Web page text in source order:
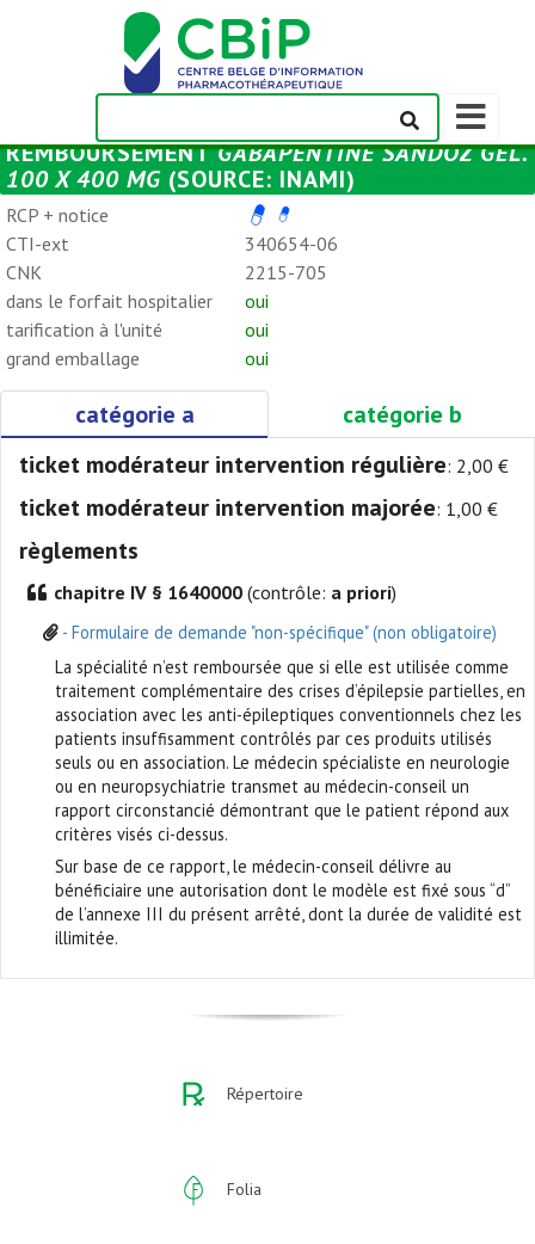
Afficher/
la
barre
REMBOURSEMENTGABAPENTINE SANDOZ GÉL.
100 X 400 MG (SOURCE: INAMI)
RCP + notice
CTI-ext
340654-06
CNK
2215-705
dans le forfait hospitalier
oui
tarification à l'unité
oui
grand emballage
oui
catégorie a
catégorie b
ticket modérateur intervention régulière: 2,00 €
ticket modérateur intervention majorée: 1,00 €
règlements
chapitre IV § 1640000 (contrôle: a priori)
- Formulaire de demande "non-spécifique" (non obligatoire)
La spécialité n’est remboursée que si elle est utilisée comme
traitement complémentaire des crises d’épilepsie partielles, en
association avec les anti-épileptiques conventionnels chez les
patients insuffisamment contrôlés par ces produits utilisés
seuls ou en association. Le médecin spécialiste en neurologie
ou en neuropsychiatrie transmet au médecin-conseil un
rapport circonstancié démontrant que le patient répond aux
critères visés ci-dessus.
Sur base de ce rapport, le médecin-conseil délivre au
bénéficiaire une autorisation dont le modèle est fixé sous “d”
de l’annexe III du présent arrêté, dont la durée de validité est
illimitée.
Répertoire
Folia